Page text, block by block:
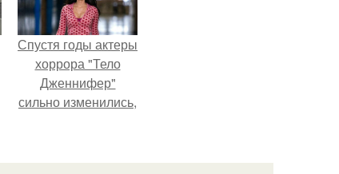
Спустя годы актеры
хоррора "Тело
Дженнифер"
сильно изменились,
кумиров до